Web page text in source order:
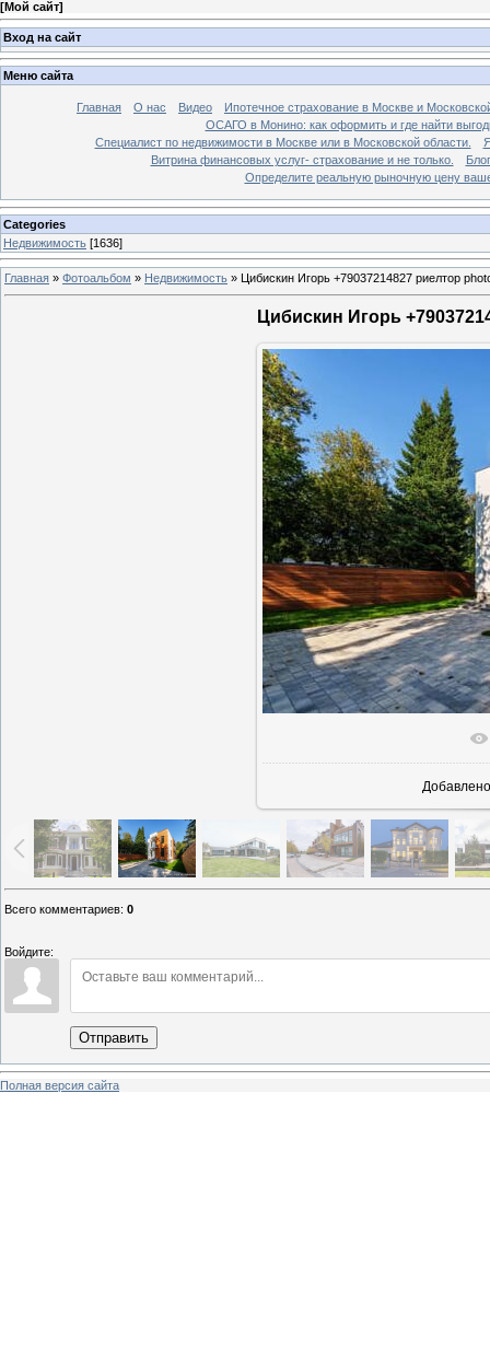
[Мой сайт]
Вход на сайт
Меню сайта
Главная О нас Видео
Ипотечное страхование в Москве и
ОСАГО в Монино: как оформить и где найти
Специалист по недвижимости в Москве или в Московской области.
Витрина финансовых услуг- страхование и не только.
Блог
Определите реальную рыночную цену
Categories
Недвижимость [1636]
Главная » Фотоальбом » Недвижимость » Цибискин Игорь +79037214827 риелтор
Цибискин Игорь
В
Добавлено
Всего комментариев: 0
Войдите:
Отправить
Полная версия сайта